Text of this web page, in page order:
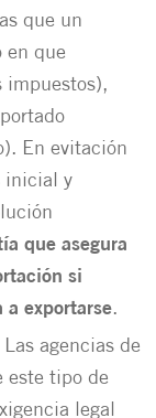
que un
en que
impuestos),
En evitación
inicial y
que asegura
si
exportarse.
Las agencias de
este tipo de
legal